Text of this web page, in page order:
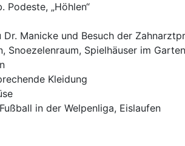
Podeste, „Höhlen“
Manicke und Besuch der
Snoezelenraum, Spielhäuser im Garten
Kleidung
in der Welpenliga, Eislaufen